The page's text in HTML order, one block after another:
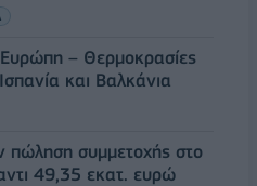
– Θερμοκρασίες
και Βαλκάνια
πώληση συμμετοχής στο
49,35 εκατ. ευρώ